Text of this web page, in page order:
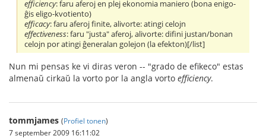
efficiency: faru aferoj en plej ekonomia maniero (bona enigo-
ĝis eligo-kvotiento)
efficacy: faru aferoj finite, alivorte: atingi celojn
effectiveness: faru "justa" aferoj, alivorte: difini justan/bonan
celojn por atingi ĝeneralan golejon (la efekton)[/list]
Nun mi pensas ke vi diras veron -- "grado de efikeco" estas
almenaŭ cirkaŭ la vorto por la angla vorto efficiency.
tommjames (Profiel tonen)
7 september 2009 16:11:02